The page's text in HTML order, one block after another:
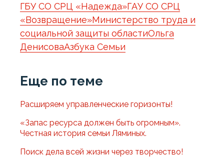
ГБУ СО СРЦ «Надежда»ГАУ СО СРЦ
«Возвращение»Министерство труда и
социальной защиты областиОльга
ДенисоваАзбука Семьи
Еще по теме
Расширяем управленческие горизонты!
«Запас ресурса должен быть огромным».
Честная история семьи Ляминых.
Поиск дела всей жизни через творчество!